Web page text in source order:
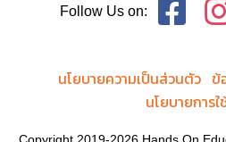
Follow Us on:
นโยบายความเป็นส่วนตัว ข้
นโยบายการ
Copyright 2019-2026 Hands On